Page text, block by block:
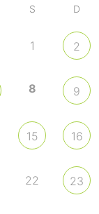
S D
1 2
8 9
15 16
22 23